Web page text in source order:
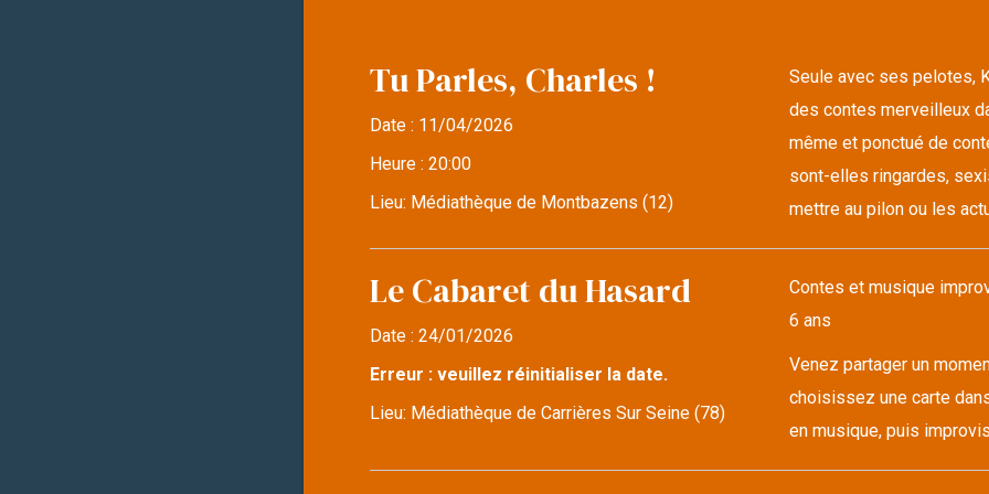
Tu Parles, Charles !
Date : 11/04/2026
Heure :20:00
Lieu: Médiathèque de Montbazens (12)
Seule avec ses pelotes,
des contes merveilleux
même et ponctué de
sont-elles ringardes,
mettre au pilon ou les
Le Cabaret du Hasard
Date :24/01/2026
Erreur : veuillez réinitialiser la date.
Lieu: Médiathèque de Carrières Sur Seine (78)
Contes et musique
6 ans
Venez partager un
choisissez une carte
en musique, puis